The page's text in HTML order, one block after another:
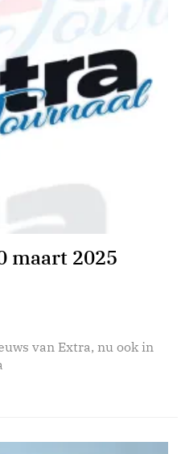
maart 2025
van Extra, nu ook in